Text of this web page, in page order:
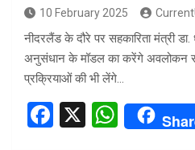
10 February 2025
नीदरलैंड के दौरे पर सहकारिता मंत्री
अनुसंधान के मॉडल का करेंगे अवलोकन
प्रक्रियाओं की भी लेंगे…
F
X
W